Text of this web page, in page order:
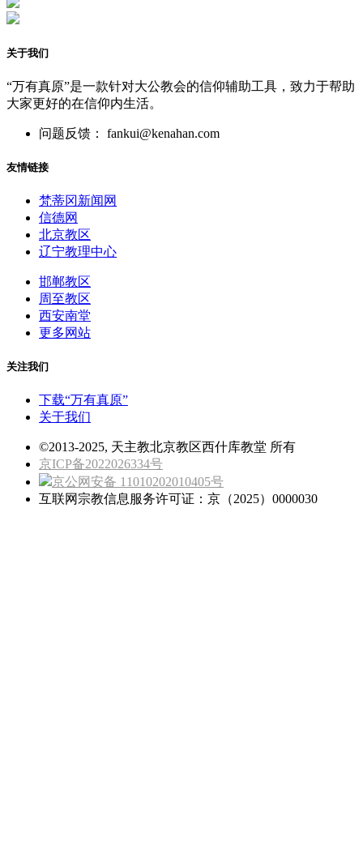
关于我们
“万有真原”是一款针对大公教会的信仰辅助工具，致力于帮助
大家更好的在信仰内生活。
问题反馈： fankui@kenahan.com
友情链接
梵蒂冈新闻网
信德网
北京教区
辽宁教理中心
邯郸教区
周至教区
西安南堂
更多网站
关注我们
下载“万有真原”
关于我们
©2013-2025, 天主教北京教区西什库教堂 所有
京ICP备2022026334号
京公网安备 11010202010405号
互联网宗教信息服务许可证：京（2025）0000030